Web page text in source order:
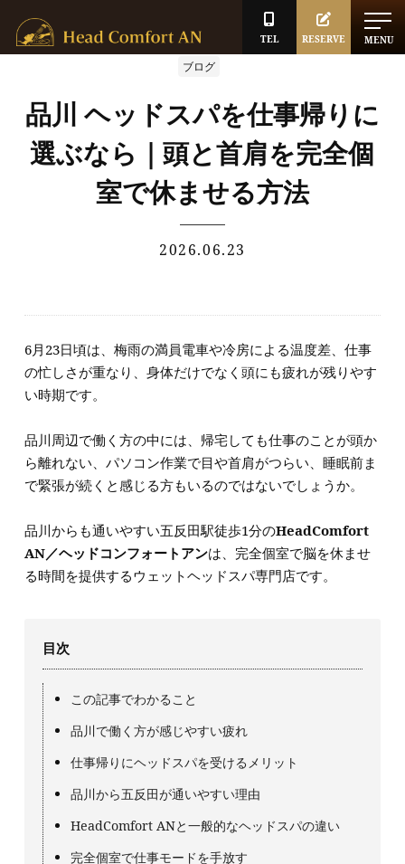
MENU
RESERVE
TEL
ブログ
品川 ヘッドスパを仕事帰りに
選ぶなら｜頭と首肩を完全個
室で休ませる方法
2026.06.23
6月23日頃は、梅雨の満員電車や冷房による温度差、仕事
の忙しさが重なり、身体だけでなく頭にも疲れが残りやす
い時期です。
品川周辺で働く方の中には、帰宅しても仕事のことが頭か
ら離れない、パソコン作業で目や首肩がつらい、睡眠前ま
で緊張が続くと感じる方もいるのではないでしょうか。
品川からも通いやすい五反田駅徒歩1分のHeadComfort
AN／ヘッドコンフォートアンは、完全個室で脳を休ませ
る時間を提供するウェットヘッドスパ専門店です。
目次
この記事でわかること
品川で働く方が感じやすい疲れ
仕事帰りにヘッドスパを受けるメリット
品川から五反田が通いやすい理由
HeadComfort ANと一般的なヘッドスパの違い
完全個室で仕事モードを手放す